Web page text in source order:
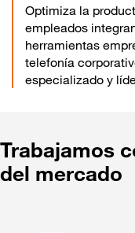
Optimiza la
empleados
herramientas
telefonía
especializado y
Trabajamos
del mercado